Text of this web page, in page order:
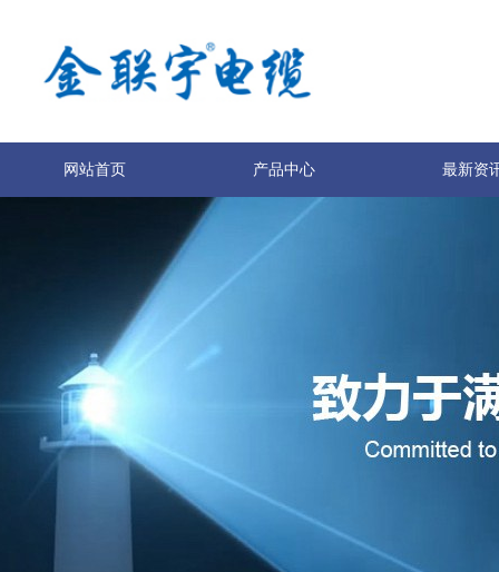
网站首页 产品中心 最新资
技术专利